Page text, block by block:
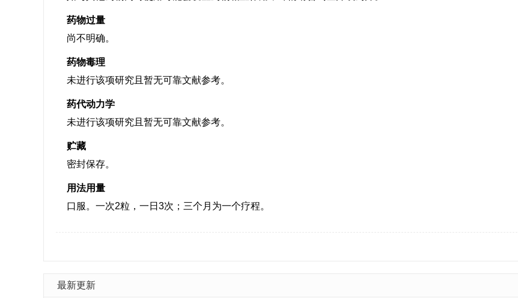
药物过量
尚不明确。
药物毒理
未进行该项研究且暂无可靠文献参考。
药代动力学
未进行该项研究且暂无可靠文献参考。
贮藏
密封保存。
用法用量
口服。一次2粒，一日3次；三个月为一个疗程。
最新更新